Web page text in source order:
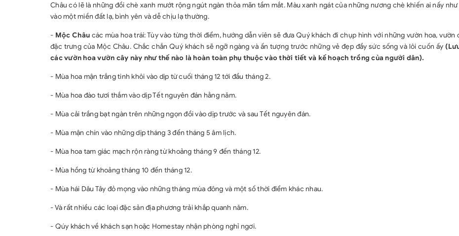
Châu có lẽ là những đồi chè xanh mướt rộng ngút ngàn thỏa mãn tầm mắt. Màu xanh ngát của những nương chè khiến ai nấy như
vào một miền đất lạ, bình yên và dễ chịu lạ thường.
- Mộc Châu các mùa hoa trái: Tùy vào từng thời điểm, hướng dẫn viên sẽ đưa Quý khách đi chụp hình với những vườn hoa, vườn
đặc trưng của Mộc Châu. Chắc chắn Quý khách sẽ ngỡ ngàng và ấn tượng trước những vẻ đẹp đầy sức sống và lôi cuốn ấy
các vườn hoa vườn cây này như thế nào là hoàn toàn phụ thuộc vào thời tiết và kế hoạch trồng của người dân).
- Mùa hoa mận trắng tinh khôi vào dịp từ cuối tháng 12 tới đầu tháng 2.
- Mùa hoa đào tươi thắm vào dịp Tết nguyên đán hằng năm.
- Mùa cải trắng bạt ngàn trên những ngọn đồi vào dịp trước và sau Tết nguyên đán.
- Mùa mận chín vào những dịp tháng 3 đến tháng 5 âm lịch.
- Mùa hoa tam giác mạch rộn ràng từ khoảng tháng 9 đến tháng 12.
- Mùa hồng từ khoảng tháng 10 đến tháng 12.
- Mùa hái Dâu Tây đỏ mọng vào những tháng mùa đông và một số thời điểm khác nhau.
- Và rất nhiều các loại đặc sản địa phương trải khắp quanh năm.
- Qúy khách về khách sạn hoặc Homestay nhận phòng nghỉ ngơi.